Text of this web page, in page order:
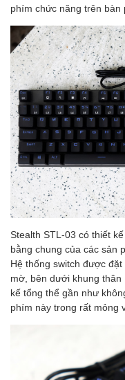
phím chức năng trên bàn
Stealth STL-03 có thiết
bằng chung của các sản
Hệ thống switch được
mờ, bên dưới khung
kế tổng thể gần như
phím này trong rất mỏng